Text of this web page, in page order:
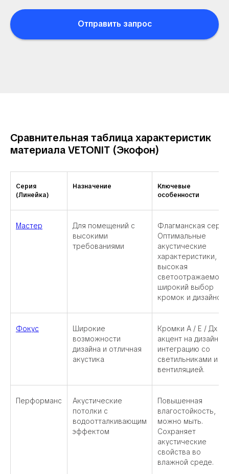
Отправить запрос
Сравнительная таблица характеристик
материала VETONIT (Экофон)
Серия
(Линейка)
Назначение
Ключевые
особенности
Мастер
Для помещений с
высокими
требованиями
Флагманская
Оптимальные
акустические
характеристики,
высокая
широкий выбор
кромок и дизайнов.
Фокус
Широкие
возможности
дизайна и отличная
акустика
Кромки А / Е / Дх /
акцент на дизайн и
интеграцию со
светильниками и
вентиляцией.
Перформанс
Акустические
потолки с
водоотталкивающим
эффектом
Повышенная
влагостойкость,
можно мыть.
Сохраняет
акустические
свойства во
влажной среде.